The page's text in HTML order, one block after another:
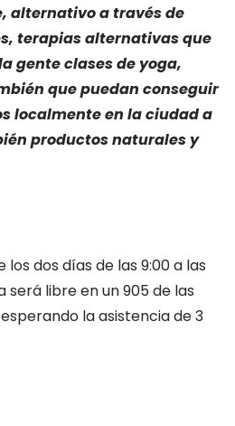
alternativo a través de
terapias alternativas que
gente clases de yoga,
que puedan conseguir
localmente en la ciudad a
productos naturales y
dos días de las 9:00 a las
será libre en un 905 de las
la asistencia de 3